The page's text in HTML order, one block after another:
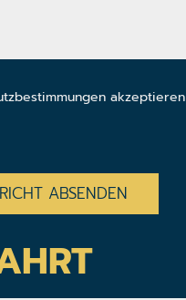
akzeptieren